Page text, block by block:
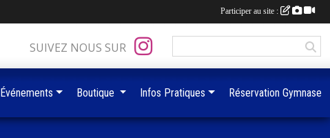
SUIVEZ NOUS SUR
Événements Boutique Infos Pratiques Réservation Gymnase
Participer au site :